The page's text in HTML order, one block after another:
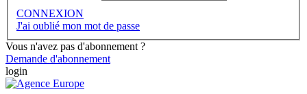
CONNEXION
J'ai oublié mon mot de passe
Vous n'avez pas d'abonnement ?
Demande d'abonnement
login